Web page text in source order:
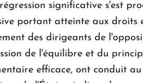
significative s'est
portant atteinte aux droits
des dirigeants de
de l'équilibre et du
efficace, ont conduit